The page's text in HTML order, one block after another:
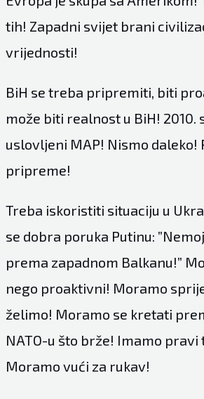
tih! Zapadni svijet brani
vrijednosti!
BiH se treba pripremiti, biti
može biti realnost u BiH! 2010.
uslovljeni MAP! Nismo daleko!
pripreme!
Treba iskoristiti situaciju u
se dobra poruka Putinu:
prema zapadnom Balkanu!”
nego proaktivni! Moramo
želimo! Moramo se kretati
NATO-u što brže! Imamo pravi
Moramo vući za rukav!